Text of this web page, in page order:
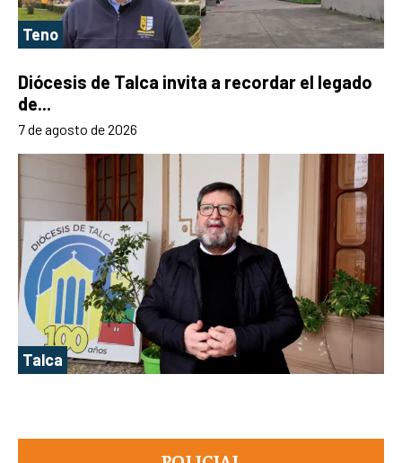
Teno
Diócesis de Talca invita a recordar el legado
de...
7 de agosto de 2026
Talca